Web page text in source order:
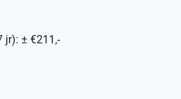
jr): ± €211,-